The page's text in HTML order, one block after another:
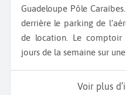
Guadeloupe Pôle
derrière le parking de
de location. Le comptoir
jours de la semaine sur
Voir plus